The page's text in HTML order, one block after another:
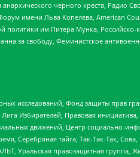
черного креста, Радио
имени Льва Копелева, American
им Питера Мунка,
за свободу, Феминистское
исследований, Фонд защиты прав
Избирателей, Правовая
движений, Центр социально-
Серебряная тайга, Так-Так-Так,
Уральская правозащитная группа,